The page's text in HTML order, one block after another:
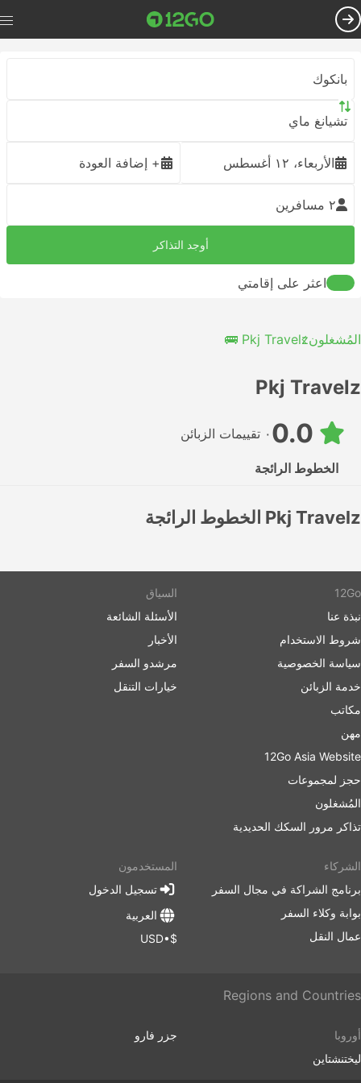
بانكوك
تشيانغ ماي
الأربعاء، ١٢ أغسطس + إضافة العودة
٢ مسافرين
أوجد التذاكر
اعثر على إقامتي
المُشغلونPkj Travelz 🚌
Pkj Travelz
٠ تقييمات الزبائن
الخطوط الرائجة
Pkj Travelz الخطوط الرائجة
12Go
نبذة عنا
شروط الاستخدام
سياسة الخصوصية
خدمة الزبائن
مكاتب
مهن
12Go Asia Website
حجز لمجموعات
المُشغلون
تذاكر مرور السكك الحديدية
السياق
الأسئلة الشائعة
الأخبار
مرشدو السفر
خيارات التنقل
الشركاء
برنامج الشراكة في مجال السفر
بوابة وكلاء السفر
عمال النقل
المستخدمون
تسجيل الدخول
العربية
$•USD
Regions and Countries
أوروبا
ليختنشتاين
جزر فارو